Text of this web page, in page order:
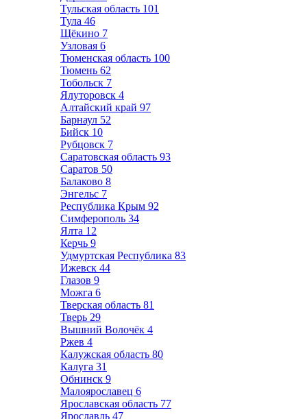
Тульская область 101
Тула 46
Щёкино 7
Узловая 6
Тюменская область 100
Тюмень 62
Тобольск 7
Ялуторовск 4
Алтайский край 97
Барнаул 52
Бийск 10
Рубцовск 7
Саратовская область 93
Саратов 50
Балаково 8
Энгельс 7
Республика Крым 92
Симферополь 34
Ялта 12
Керчь 9
Удмуртская Республика 83
Ижевск 44
Глазов 9
Можга 6
Тверская область 81
Тверь 29
Вышний Волочёк 4
Ржев 4
Калужская область 80
Калуга 31
Обнинск 9
Малоярославец 6
Ярославская область 77
Ярославль 47